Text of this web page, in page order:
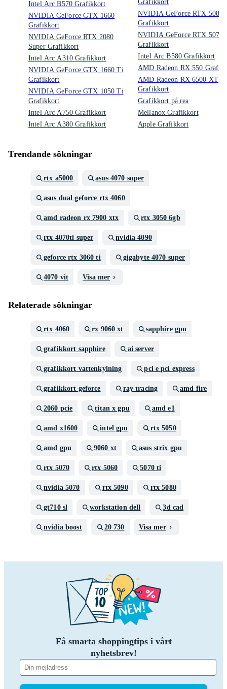
Intel Arc B570 Grafikkort
NVIDIA GeForce GTX 1660
Grafikkort
NVIDIA GeForce RTX 2080
Super Grafikkort
Intel Arc A310 Grafikkort
NVIDIA GeForce GTX 1660 Ti
Grafikkort
NVIDIA GeForce GTX 1050 Ti
Grafikkort
Intel Arc A750 Grafikkort
Intel Arc A380 Grafikkort
Grafikkort
NVIDIA GeForce RTX 5080
Grafikkort
NVIDIA GeForce RTX 5070
Grafikkort
Intel Arc B580 Grafikkort
AMD Radeon RX 550
AMD Radeon RX 6500 XT
Grafikkort
Grafikkort på rea
Mellanox Grafikkort
Apple Grafikkort
Trendande sökningar
rtx a5000 asus 4070 super
asus dual geforce rtx 4060
amd radeon rx 7900 xtx rtx 3050 6gb
rtx 4070ti super nvidia 4090
geforce rtx 3060 ti gigabyte 4070 super
4070 vit Visa mer
Relaterade sökningar
rtx 4060 rx 9060 xt sapphire gpu
grafikkort sapphire ai server
grafikkort vattenkylning pci e pci express
grafikkort geforce ray tracing amd fire
2060 pcie titan x gpu amd e1
amd x1600 intel gpu rtx 5050
amd gpu 9060 xt asus strix gpu
rtx 5070 rtx 5060 5070 ti
nvidia 5070 rtx 5090 rtx 5080
gt710 sl workstation dell 3d cad
nvidia boost 20 730 Visa mer
Få smarta shoppingtips i vårt
nyhetsbrev!